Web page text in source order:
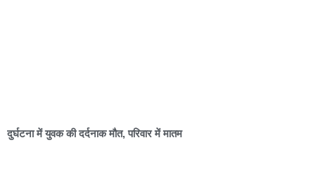
दुर्घटना में युवक की दर्दनाक मौत, परिवार में मातम